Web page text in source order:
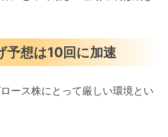
予想は10回に加速
ース株にとって厳しい環境とい